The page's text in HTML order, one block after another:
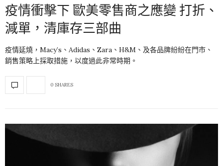
疫情衝擊下 歐美零售商之應變 打折、
減單，清庫存三部曲
疫情延燒，Macy’s、Adidas、Zara、H&M、及各品牌紛紛在門市、
銷售策略上採取措施，以度過此非常時期。
0 SHARES